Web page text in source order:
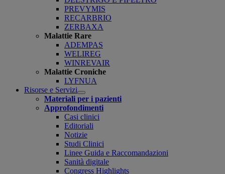
PREVYMIS
RECARBRIO
ZERBAXA
Malattie Rare
ADEMPAS
WELIREG
WINREVAIR
Malattie Croniche
LYFNUA
Risorse e Servizi
Open
submenu
Materiali per i pazienti
Approfondimenti
Casi clinici
Editoriali
Notizie
Studi Clinici
Linee Guida e Raccomandazioni
Sanità digitale
Congress Highlights